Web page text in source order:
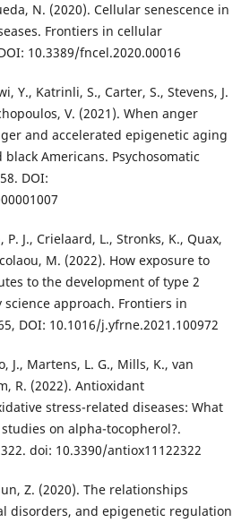
N. (2020). Cellular senescence in
Frontiers in cellular
10.3389/fncel.2020.00016
Y., Katrinli, S., Carter, S., Stevens, J.
V. (2021). When anger
and accelerated epigenetic aging
Americans. Psychosomatic
DOI:
J., Crielaard, L., Stronks, K., Quax,
M. (2022). How exposure to
to the development of type 2
approach. Frontiers in
DOI: 10.1016/j.yfrne.2021.100972
J., Martens, L. G., Mills, K., van
R. (2022). Antioxidant
stress-related diseases: What
on alpha-tocopherol?.
doi: 10.3390/antiox11122322
Z. (2020). The relationships
disorders, and epigenetic regulation